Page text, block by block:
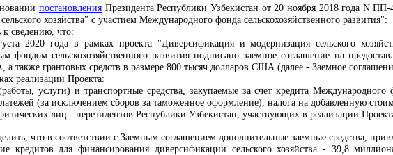
постановленияПрезидента Республики Узбекистан от 20 ноября 2018 года N
хозяйства" с участием Международного фонда сельскохозяйственного развития":
к сведению, что:
2020 года в рамках проекта "Диверсификация и модернизация сельского
фондом сельскохозяйственного развития подписано заемное соглашение на
также грантовых средств в размере 800 тысяч долларов США (далее - Заемное
реализации Проекта:
услуги) и транспортные средства, закупаемые за счет кредита Международного
(за исключением сборов за таможенное оформление), налога на добавленную
лиц - нерезидентов Республики Узбекистан, участвующих в реализации
что в соответствии с Заемным соглашением дополнительные заемные средства,
кредитов для финансирования диверсификации сельского хозяйства - 39,8